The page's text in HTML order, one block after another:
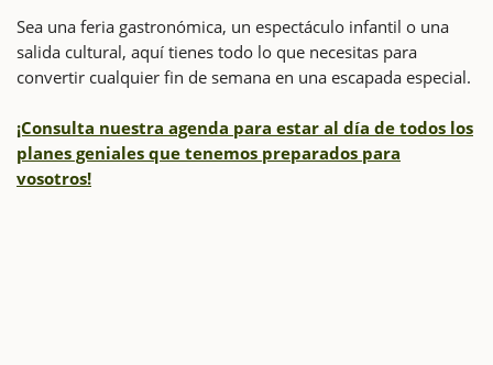
Sea una feria gastronómica, un espectáculo infantil o una
salida cultural, aquí tienes todo lo que necesitas para
convertir cualquier fin de semana en una escapada especial.
¡Consulta nuestra agenda para estar al día de todos los
planes geniales que tenemos preparados para
vosotros!